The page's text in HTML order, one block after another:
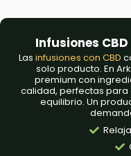
Infusiones
Las infusiones con CBD
solo producto. En
premium con
calidad, perfectas para
equilibrio. Un